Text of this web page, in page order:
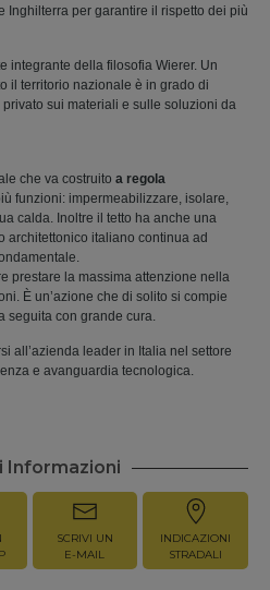
Inghilterra per garantire il rispetto dei più
integrante della filosofia Wierer. Un
il territorio nazionale è in grado di
sui materiali e sulle soluzioni da
che va costruito a regola
funzioni: impermeabilizzare, isolare,
calda. Inoltre il tetto ha anche una
architettonico italiano continua ad
prestare la massima attenzione nella
È un’azione che di solito si compie
seguita con grande cura.
all’azienda leader in Italia nel settore
e avanguardia tecnologica.
Informazioni
SCRIVI UN
E-MAIL
INDICAZIONI
STRADALI